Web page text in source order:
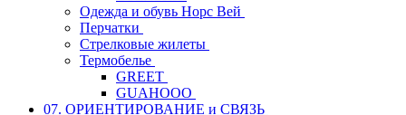
Одежда и обувь Норс Вей
Перчатки
Стрелковые жилеты
Термобелье
GREET
GUAHOOO
07. ОРИЕНТИРОВАНИЕ и СВЯЗЬ